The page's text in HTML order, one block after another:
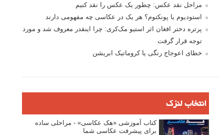
مراحل نقد عکس: چطور یک عکس را نقد کنیم
استودیوم یا پونکتوم؟ هر یک در عکاسی چه مفهومی دارند
پرتره دختر افغان اثر استیو مک‌کری: چرا اینقدر معروف شد و مورد
توجه قرار گرفت
خطای اعوجاج رنگی یا کروماتیک ابریشن
انتخاب لنزک
کتاب آموزشی «هک عکاسی» - مراحلی ساده
برای پیشرفت عکاسی شما